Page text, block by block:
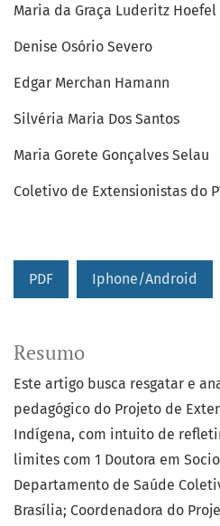
Maria da Graça Luderitz Hoefel
Denise Osório Severo
Edgar Merchan Hamann
Silvéria Maria Dos Santos
Maria Gorete Gonçalves Selau
Coletivo de Extensionistas do
PDF Iphone/Android
Resumo
Este artigo busca resgatar e
pedagógico do Projeto de
Indígena, com intuito de
limites com 1 Doutora em
Departamento de Saúde
Brasília; Coordenadora do